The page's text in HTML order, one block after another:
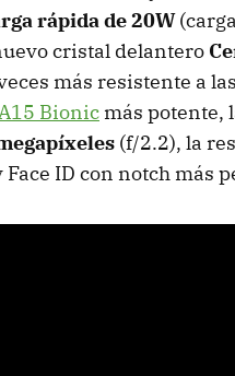
rápida de 20W
cristal delantero
más resistente a
Bionic más potente,
(f/2.2), la
Face ID con notch más